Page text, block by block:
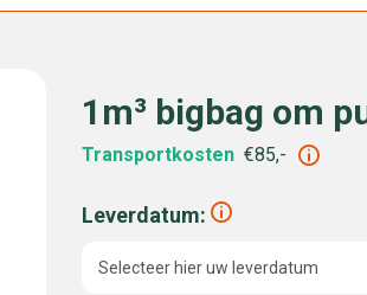
1m³ bigbag om
Transportkosten €85,-
Leverdatum:
Selecteer hier uw leverdatum